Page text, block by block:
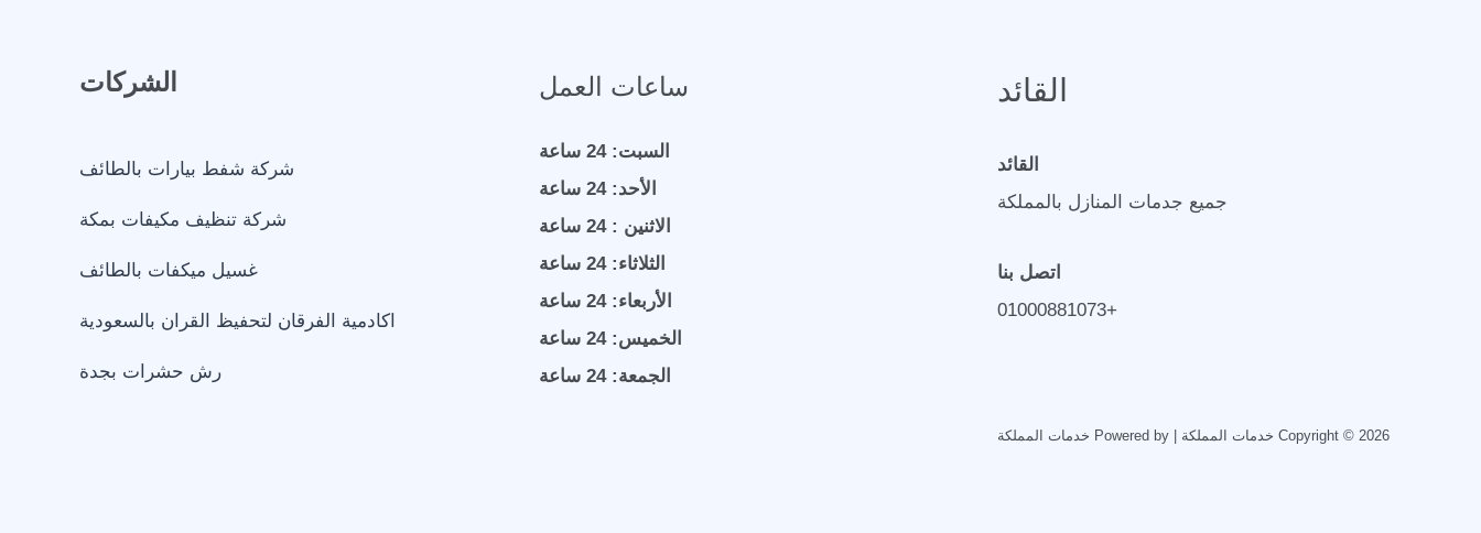
القائد
القائد
جميع جدمات المنازل بالمملكة
اتصل بنا
+01000881073
Copyright © 2026 خدمات المملكة | Powered by خدمات المملكة
ساعات العمل
السبت: 24 ساعة
الأحد: 24 ساعة
الاثنين : 24 ساعة
الثلاثاء: 24 ساعة
الأربعاء: 24 ساعة
الخميس: 24 ساعة
الجمعة: 24 ساعة
الشركات
شركة شفط بيارات بالطائف
شركة تنظيف مكيفات بمكة
غسيل ميكفات بالطائف
اكادمية الفرقان لتحفيظ القران بالسعودية
رش حشرات بجدة